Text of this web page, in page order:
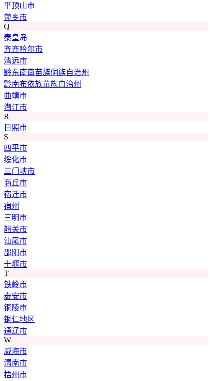
平顶山市
萍乡市
Q
秦皇岛
齐齐哈尔市
清远市
黔东南南苗族侗族自治州
黔南布依族苗族自治州
曲靖市
潜江市
R
日照市
S
四平市
绥化市
三门峡市
商丘市
宿迁市
宿州
三明市
韶关市
汕尾市
邵阳市
十堰市
T
铁岭市
泰安市
铜陵市
铜仁地区
通辽市
W
威海市
渭南市
梧州市